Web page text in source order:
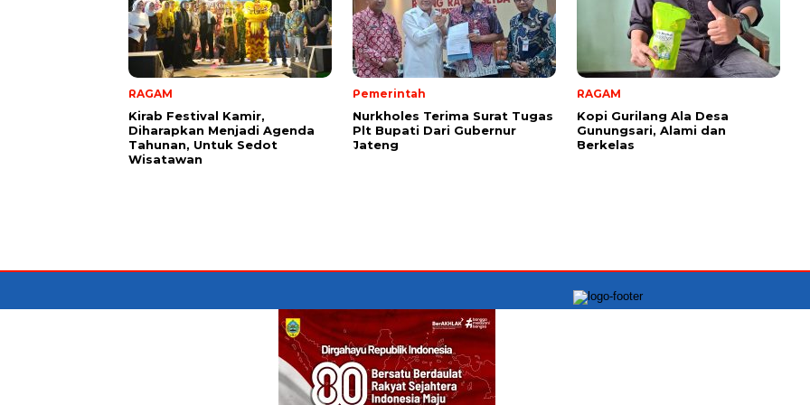
RAGAM
Kirab Festival Kamir,
Diharapkan Menjadi Agenda
Tahunan, Untuk Sedot
Wisatawan
Pemerintah
Nurkholes Terima Surat Tugas
Plt Bupati Dari Gubernur
Jateng
RAGAM
Kopi Gurilang Ala Desa
Gunungsari, Alami dan
Berkelas
PT.INDONESIA MONITORING NEWS Kantor Kowari:
Jln Raya Kelapa Gading Permai blok J1 No.12A, Jakarta